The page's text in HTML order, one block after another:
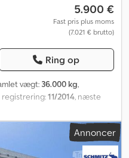
5.900 €
Fast pris plus moms
(7.021 € brutto)
Ring op
vægt: 36.000 kg,
registrering:11/2014 , næste
, lastepladsvolumen:97 m³,
, Produktionsår:2014,
totalvægt: 36000 kg,
Annoncer